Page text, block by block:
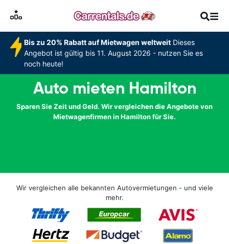
Bis zu 20% Rabatt auf Mietwagen weltweitDieses
Angebot ist gültig bis 11. August 2026 - nutzen Sie es
noch heute!
Auto mieten Hamilton
Sparen Sie Zeit und Geld. Wir vergleichen die Angebote von
Mietwagenfirmen in Hamilton für Sie.
Wir vergleichen alle bekannten Autovermietungen - und viele
mehr.